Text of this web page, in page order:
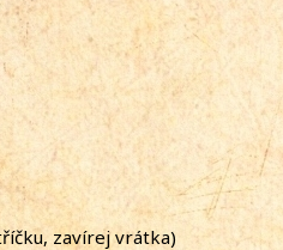
zavírej vrátka)